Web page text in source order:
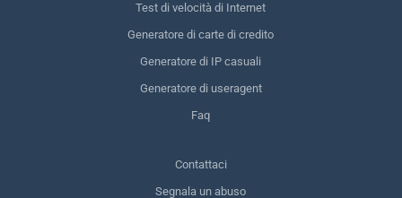
Test di velocità di Internet
Generatore di carte di credito
Generatore di IP casuali
Generatore di useragent
Faq
Contattaci
Segnala un abuso